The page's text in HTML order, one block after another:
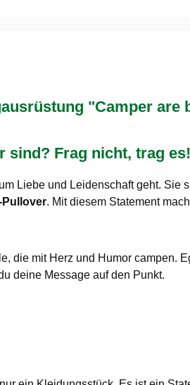
"Camper
sind? Frag nicht, trag es!
Liebe und Leidenschaft geht.
Pullover. Mit diesem Statement
die mit Herz und Humor campen.
deine Message auf den Punkt.